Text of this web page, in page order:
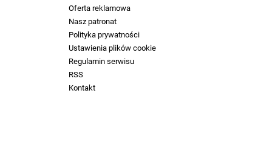
Oferta reklamowa
Nasz patronat
Polityka prywatności
Ustawienia plików cookie
Regulamin serwisu
RSS
Kontakt